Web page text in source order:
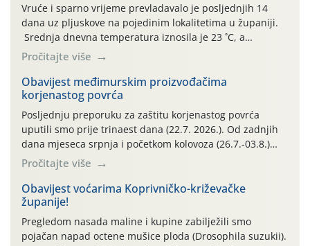
Vruće i sparno vrijeme prevladavalo je posljednjih 14
dana uz pljuskove na pojedinim lokalitetima u županiji.
Srednja dnevna temperatura iznosila je 23 ˚C, a
maksimalne su posljednjih dana dosezale do 35 ˚C.
Simptome plamenjače vinove loze (Plasmoparas
viticola) vidljivi su na zapercima i vršnom mladom lišću.
Kako bi i dalje održali zdravu lisnu masu u zaštiti je
moguće […]
Pročitajte više
Obavijest međimurskim proizvođačima
korjenastog povrća
Posljednju preporuku za zaštitu korjenastog povrća
uputili smo prije trinaest dana (22.7. 2026.). Od zadnjih
dana mjeseca srpnja i početkom kolovoza (26.7.-03.8.)
traje izuzetno nepovoljno meteorološko razdoblje za rast
i razvoj korjenastog povrća: najviše dnevne temperature
zraka zadnjih su devet dana u rasponu 30,7°-38,0°C!
Drugi ovogodišnji “toplinski udar” naročito je izražen
zadnja četiri dana (31.7.-03.8.), […]
Pročitajte više
Obavijest voćarima Koprivničko-križevačke
županije!
Pregledom nasada maline i kupine zabilježili smo
pojačan napad octene mušice ploda (Drosophila suzukii).